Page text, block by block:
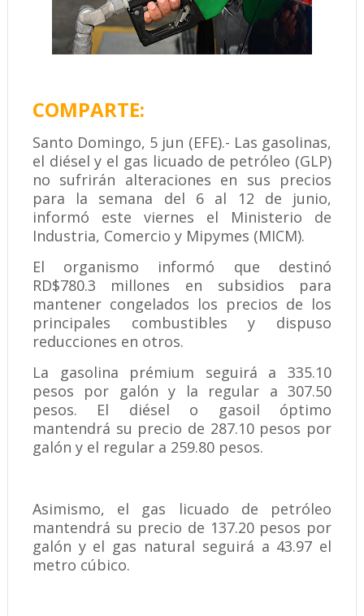
COMPARTE:
Santo Domingo, 5 jun (EFE).- Las gasolinas,
el diésel y el gas licuado de petróleo (GLP)
no sufrirán alteraciones en sus precios
para la semana del 6 al 12 de junio,
informó este viernes el Ministerio de
Industria, Comercio y Mipymes (MICM).
El organismo informó que destinó
RD$780.3 millones en subsidios para
mantener congelados los precios de los
principales combustibles y dispuso
reducciones en otros.
La gasolina prémium seguirá a 335.10
pesos por galón y la regular a 307.50
pesos. El diésel o gasoil óptimo
mantendrá su precio de 287.10 pesos por
galón y el regular a 259.80 pesos.
Asimismo, el gas licuado de petróleo
mantendrá su precio de 137.20 pesos por
galón y el gas natural seguirá a 43.97 el
metro cúbico.